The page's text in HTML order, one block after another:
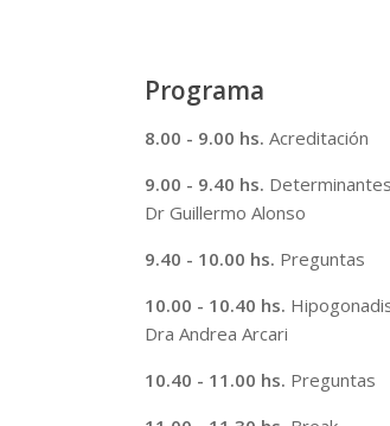
Programa
8.00 - 9.00 hs. Acreditación
9.00 - 9.40 hs.
Dr Guillermo Alonso
9.40 - 10.00 hs. Preguntas
10.00 - 10.40 hs.
Dra Andrea Arcari
10.40 - 11.00 hs. Preguntas